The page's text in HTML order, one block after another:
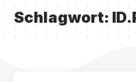
Schlagwort: